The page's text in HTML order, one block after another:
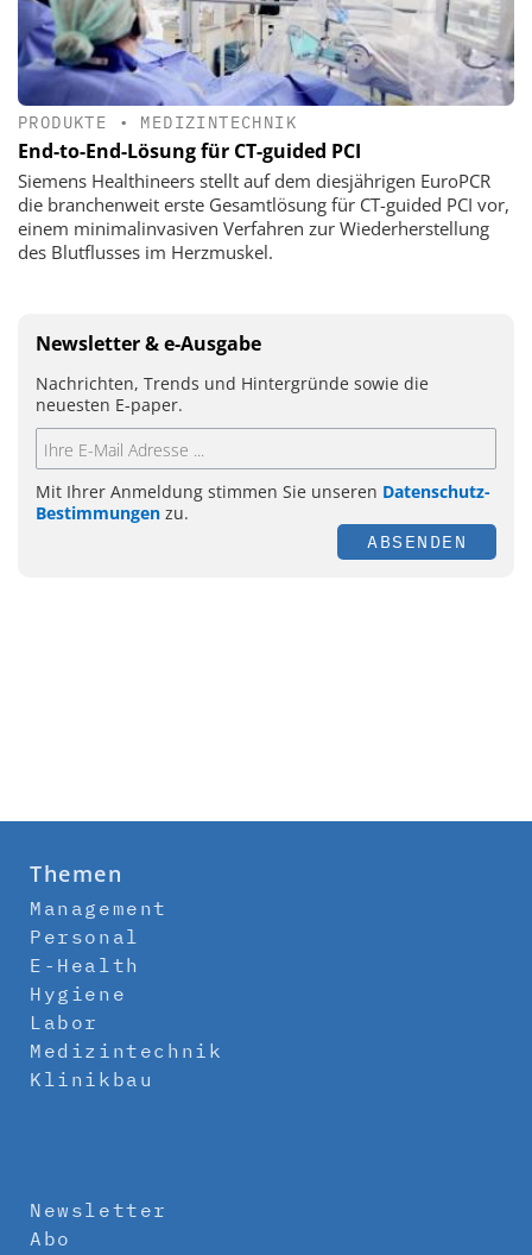
PRODUKTE • MEDIZINTECHNIK
End-to-End-Lösung für CT-guided PCI
Siemens Healthineers stellt auf dem diesjährigen EuroPCR
die branchenweit erste Gesamtlösung für CT-guided PCI vor,
einem minimalinvasiven Verfahren zur Wiederherstellung
des Blutflusses im Herzmuskel.
Newsletter & e-Ausgabe
Nachrichten, Trends und Hintergründe sowie die
neuesten E-paper.
Mit Ihrer Anmeldung stimmen Sie unseren Datenschutz-
Bestimmungen zu.
ABSENDEN
Themen
Management
Personal
E-Health
Hygiene
Labor
Medizintechnik
Klinikbau
Newsletter
Abo